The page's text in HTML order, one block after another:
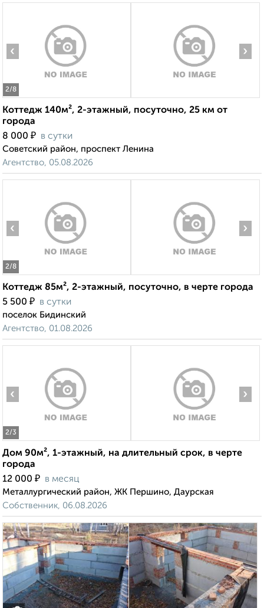
2/8
‹ ›
Коттедж 140м², 2-этажный, посуточно, 25 км от
города
8 000 ₽ в сутки
Советский район, проспект Ленина
Агентство, 05.08.2026
2/8
‹ ›
Коттедж 85м², 2-этажный, посуточно, в черте города
5 500 ₽ в сутки
поселок Бидинский
Агентство, 01.08.2026
2/3
‹ ›
Дом 90м², 1-этажный, на длительный срок, в черте
города
12 000 ₽ в месяц
Металлургический район, ЖК Першино, Даурская
Собственник, 06.08.2026